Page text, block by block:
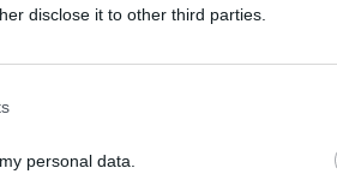
disclose it to other third parties.
personal data.
a este evento a conseguir los
de Sofia (unos 150 para no
lo matan y les da 1 Remedio de